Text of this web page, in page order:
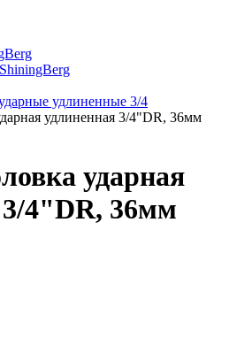
удлиненные 3/4
удлиненная 3/4"DR, 36мм
ударная
3/4"DR, 36мм